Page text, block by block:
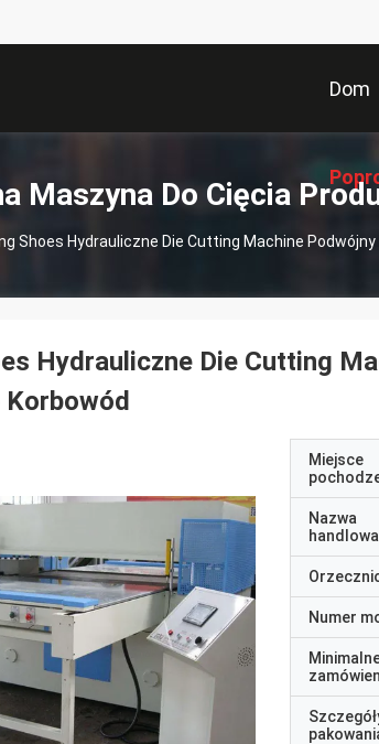
Dom
Maszyna Do Cięcia
Shoes Hydrauliczne Die Cutting Machine
Hydrauliczne Die Cutting
Miejsce
Nazwa
handlowa
Numer